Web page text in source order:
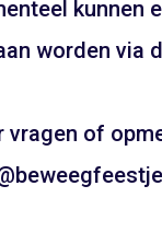
Bel
kunnen
worden via
vragen of